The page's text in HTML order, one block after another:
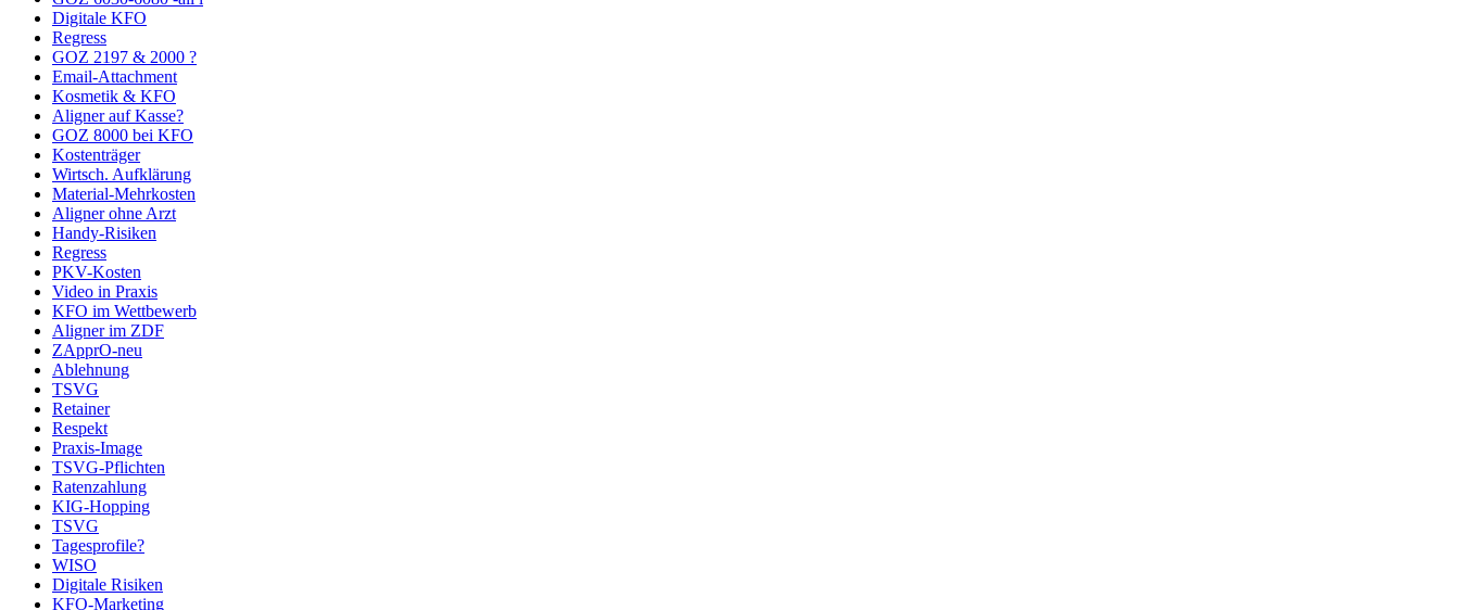
Digitale KFO
Regress
GOZ 2197 & 2000 ?
Email-Attachment
Kosmetik & KFO
Aligner auf Kasse?
GOZ 8000 bei KFO
Kostenträger
Wirtsch. Aufklärung
Material-Mehrkosten
Aligner ohne Arzt
Handy-Risiken
Regress
PKV-Kosten
Video in Praxis
KFO im Wettbewerb
Aligner im ZDF
ZApprO-neu
Ablehnung
TSVG
Retainer
Respekt
Praxis-Image
TSVG-Pflichten
Ratenzahlung
KIG-Hopping
TSVG
Tagesprofile?
WISO
Digitale Risiken
KFO-Marketing